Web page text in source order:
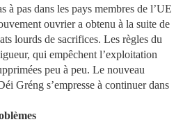
à pas dans les pays membres de l’UE
ouvrier a obtenu à la suite de
lourds de sacrifices. Les règles du
qui empêchent l’exploitation
peu à peu. Le nouveau
Gréng s’empresse à continuer dans